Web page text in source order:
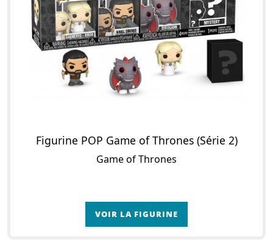
Figurine POP Game of Thrones (Série 2)
Game of Thrones
VOIR LA FIGURINE